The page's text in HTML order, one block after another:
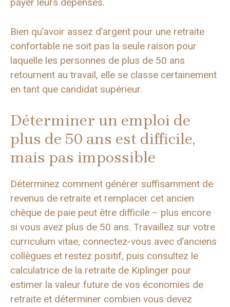
Bien qu’avoir assez d’argent pour une retraite
confortable ne soit pas la seule raison pour
laquelle les personnes de plus de 50 ans
retournent au travail, elle se classe certainement
en tant que candidat supérieur.
Déterminer un emploi de
plus de 50 ans est difficile,
mais pas impossible
Déterminez comment générer suffisamment de
revenus de retraite et remplacer cet ancien
chèque de paie peut être difficile – plus encore
si vous avez plus de 50 ans. Travaillez sur votre
curriculum vitae, connectez-vous avec d’anciens
collègues et restez positif, puis consultez le
calculatrice de la retraite de Kiplinger pour
estimer la valeur future de vos économies de
retraite et déterminer combien vous devez